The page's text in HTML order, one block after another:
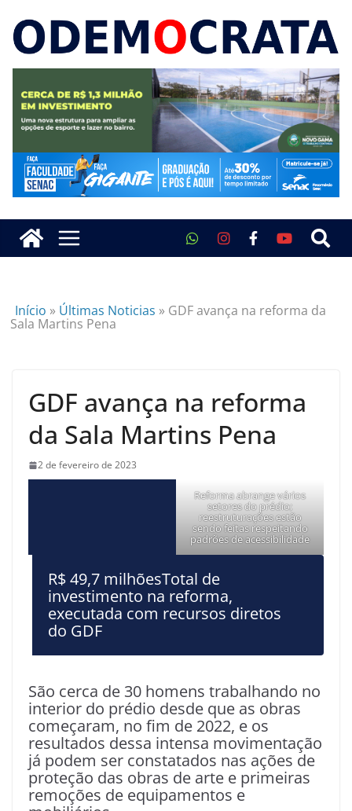
Início » Últimas Noticias » GDF avança na reforma da
Sala Martins Pena
GDF avança na reforma
da Sala Martins Pena
2 de fevereiro de 2023
Reforma abrange vários
setores do prédio;
reestruturações estão
sendo feitas respeitando
padrões de acessibilidade
R$ 49,7 milhõesTotal de
investimento na reforma,
executada com recursos diretos
do GDF
São cerca de 30 homens trabalhando no
interior do prédio desde que as obras
começaram, no fim de 2022, e os
resultados dessa intensa movimentação
já podem ser constatados nas ações de
proteção das obras de arte e primeiras
remoções de equipamentos e